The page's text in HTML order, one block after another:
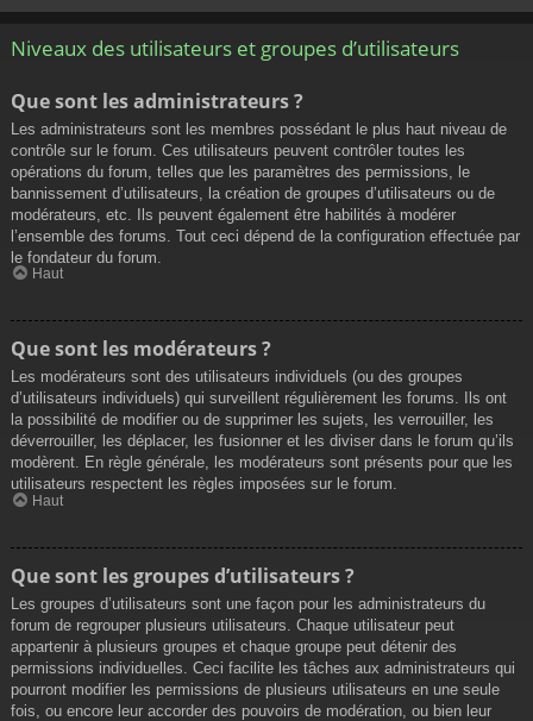
Niveaux des utilisateurs et groupes d’utilisateurs
Que sont les administrateurs ?
Les administrateurs sont les membres possédant le plus haut niveau de
contrôle sur le forum. Ces utilisateurs peuvent contrôler toutes les
opérations du forum, telles que les paramètres des permissions, le
bannissement d’utilisateurs, la création de groupes d’utilisateurs ou de
modérateurs, etc. Ils peuvent également être habilités à modérer
l’ensemble des forums. Tout ceci dépend de la configuration effectuée par
le fondateur du forum.
Haut
Que sont les modérateurs ?
Les modérateurs sont des utilisateurs individuels (ou des groupes
d’utilisateurs individuels) qui surveillent régulièrement les forums. Ils ont
la possibilité de modifier ou de supprimer les sujets, les verrouiller, les
déverrouiller, les déplacer, les fusionner et les diviser dans le forum qu’ils
modèrent. En règle générale, les modérateurs sont présents pour que les
utilisateurs respectent les règles imposées sur le forum.
Haut
Que sont les groupes d’utilisateurs ?
Les groupes d’utilisateurs sont une façon pour les administrateurs du
forum de regrouper plusieurs utilisateurs. Chaque utilisateur peut
appartenir à plusieurs groupes et chaque groupe peut détenir des
permissions individuelles. Ceci facilite les tâches aux administrateurs qui
pourront modifier les permissions de plusieurs utilisateurs en une seule
fois, ou encore leur accorder des pouvoirs de modération, ou bien leur